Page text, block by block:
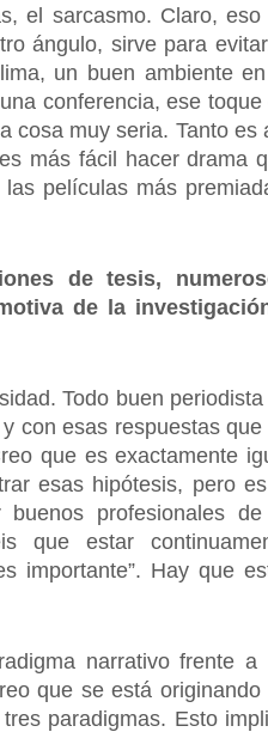
el sarcasmo. Claro, eso
ángulo, sirve para
un buen ambiente en
conferencia, ese toque
cosa muy seria. Tanto es
más fácil hacer drama
películas más
de tesis,
de la
Todo buen periodista
con esas respuestas que
que es exactamente
esas hipótesis, pero
profesionales
que estar
importante”. Hay que
narrativo frente a
que se está originando
paradigmas. Esto